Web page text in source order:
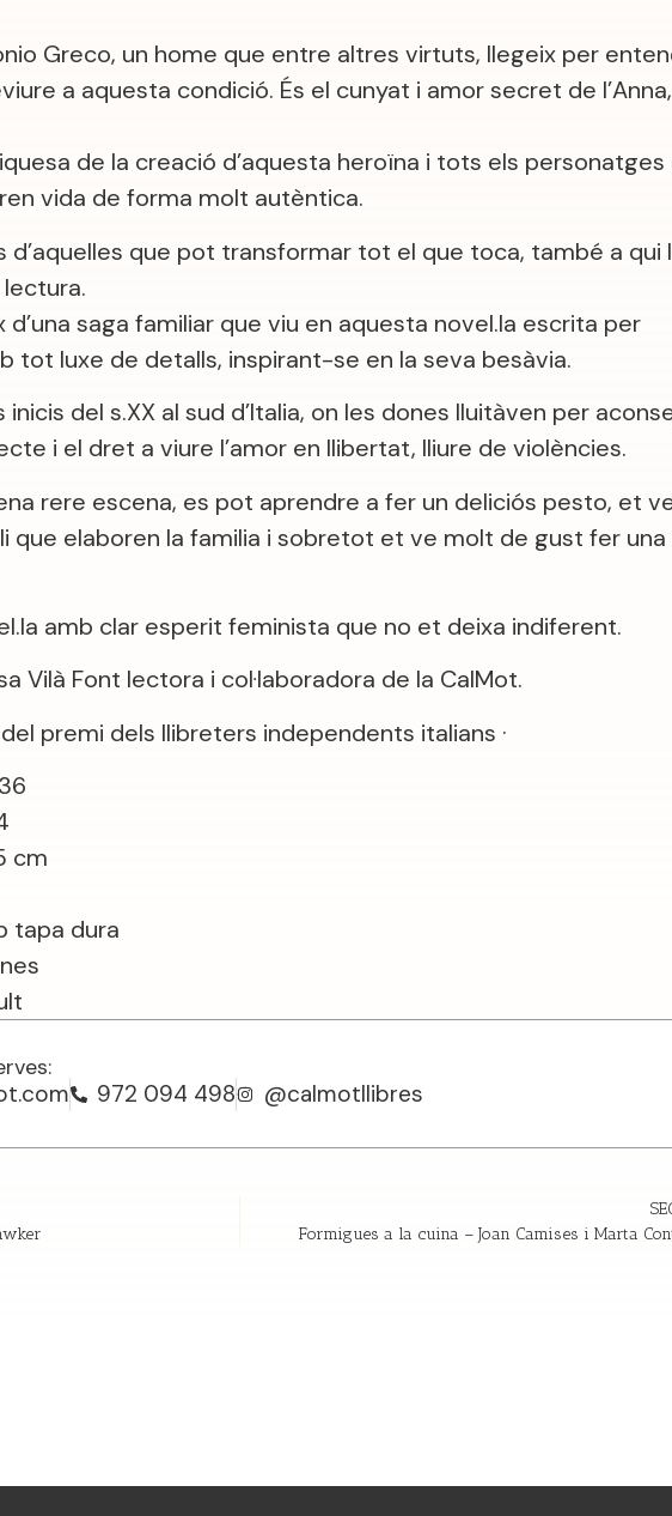
Greco, un home que entre altres virtuts, llegeix per
a aquesta condició. És el cunyat i amor secret de
de la creació d’aquesta heroïna i tots els personatges
vida de forma molt autèntica.
que pot transformar tot el que toca, també a qui
d’una saga familiar que viu en aquesta novel.la escrita per
tot luxe de detalls, inspirant-se en la seva besàvia.
del s.XX al sud d’Italia, on les dones lluitàven per
i el dret a viure l’amor en llibertat, lliure de violències.
rere escena, es pot aprendre a fer un deliciós pesto, et
que elaboren la familia i sobretot et ve molt de gust fer
amb clar esperit feminista que no et deixa indiferent.
Vilà Font lectora i col·laboradora de la CalMot.
del premi dels llibreters independents italians ·
cm
tapa dura
972 094 498 @calmotllibres
Formigues a la cuina – Joan Camises i Marta